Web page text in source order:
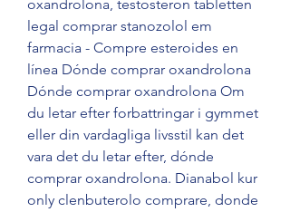
oxandrolona, testosteron tabletten
legal comprar stanozolol em
farmacia - Compre esteroides en
línea Dónde comprar oxandrolona
Dónde comprar oxandrolona Om
du letar efter forbattringar i gymmet
eller din vardagliga livsstil kan det
vara det du letar efter, dónde
comprar oxandrolona. Dianabol kur
only clenbuterolo comprare, donde